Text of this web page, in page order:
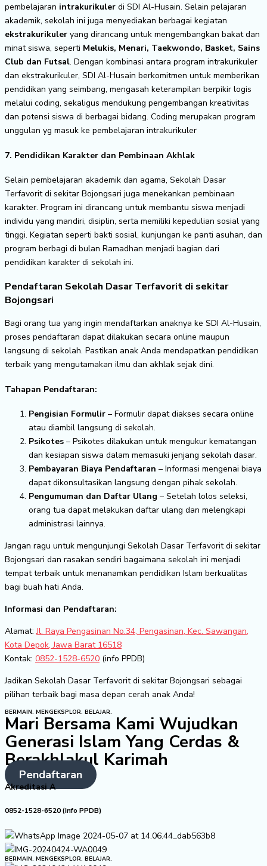
pembelajaran intrakurikuler di SDI Al-Husain. Selain pelajaran
akademik, sekolah ini juga menyediakan berbagai kegiatan
ekstrakurikuler yang dirancang untuk mengembangkan bakat dan
minat siswa, seperti Melukis, Menari, Taekwondo, Basket, Sains
Club dan Futsal. Dengan kombinasi antara program intrakurikuler
dan ekstrakurikuler, SDI Al-Husain berkomitmen untuk memberikan
pendidikan yang seimbang, mengasah keterampilan berpikir logis
melalui coding, sekaligus mendukung pengembangan kreativitas
dan potensi siswa di berbagai bidang. Coding merupakan program
unggulan yg masuk ke pembelajaran intrakurikuler
7. Pendidikan Karakter dan Pembinaan Akhlak
Selain pembelajaran akademik dan agama, Sekolah Dasar
Terfavorit di sekitar Bojongsari juga menekankan pembinaan
karakter. Program ini dirancang untuk membantu siswa menjadi
individu yang mandiri, disiplin, serta memiliki kepedulian sosial yang
tinggi. Kegiatan seperti bakti sosial, kunjungan ke panti asuhan, dan
program berbagi di bulan Ramadhan menjadi bagian dari
pendidikan karakter di sekolah ini.
Pendaftaran Sekolah Dasar Terfavorit di sekitar
Bojongsari
Bagi orang tua yang ingin mendaftarkan anaknya ke SDI Al-Husain,
proses pendaftaran dapat dilakukan secara online maupun
langsung di sekolah. Pastikan anak Anda mendapatkan pendidikan
terbaik yang mengutamakan ilmu dan akhlak sejak dini.
Tahapan Pendaftaran:
Pengisian Formulir – Formulir dapat diakses secara online
atau diambil langsung di sekolah.
Psikotes – Psikotes dilakukan untuk mengukur kematangan
dan kesiapan siswa dalam memasuki jenjang sekolah dasar.
Pembayaran Biaya Pendaftaran – Informasi mengenai biaya
dapat dikonsultasikan langsung dengan pihak sekolah.
Pengumuman dan Daftar Ulang – Setelah lolos seleksi,
orang tua dapat melakukan daftar ulang dan melengkapi
administrasi lainnya.
Jangan ragu untuk mengunjungi Sekolah Dasar Terfavorit di sekitar
Bojongsari dan rasakan sendiri bagaimana sekolah ini menjadi
tempat terbaik untuk menanamkan pendidikan Islam berkualitas
bagi buah hati Anda.
Informasi dan Pendaftaran:
Alamat:Jl. Raya Pengasinan No.34, Pengasinan, Kec. Sawangan,
Kota Depok, Jawa Barat 16518
Kontak: 0852-1528-6520 (info PPDB)
Jadikan Sekolah Dasar Terfavorit di sekitar Bojongsari sebagai
pilihan terbaik bagi masa depan cerah anak Anda!
BERMAIN. MENGEKSPLOR. BELAJAR.
Mari Bersama Kami Wujudkan
Generasi Islam Yang Cerdas &
Berakhlakul Karimah
Pendaftaran
Akreditasi A
0852-1528-6520 (info PPDB)
BERMAIN. MENGEKSPLOR. BELAJAR.